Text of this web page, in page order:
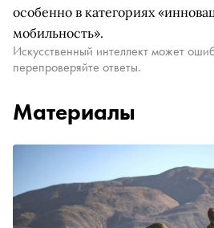
особенно в категориях
мобильность».
Искусственный интеллект может
перепроверяйте ответы.
Материалы